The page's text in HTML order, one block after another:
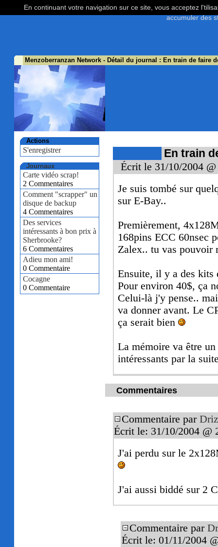
Menzoberranzan Network - Détail du journal : En train de faire
Actions
S'enregistrer
Journaux
Carte vidéo scrap!
2 Commentaires
Comment "scrapper" un
disque de backup
4 Commentaires
Des services
intéressants à bon prix à
Sherbrooke?
6 Commentaires
Adieu mon ami!
0 Commentaire
Cocagne
0 Commentaire
En train
Écrit le 31/10/2004
Je suis tombé sur
sur E-Bay..
Premièrement,
168pins ECC 60nsec
Zalex.. tu vas pouvoir
Ensuite, il y a des
Pour environ 40$, ça
Celui-là j'y pense..
va donner avant. Le
ça serait bien
La mémoire va être
intéressants par la
Commentaires
Commentaire par
Écrit le: 31/10/2004 @
J'ai perdu sur le
J'ai aussi biddé sur 2
Commentaire par
Écrit le: 01/11/2004
En continuant votre navigation sur ce site, vous acceptez
accumuler des